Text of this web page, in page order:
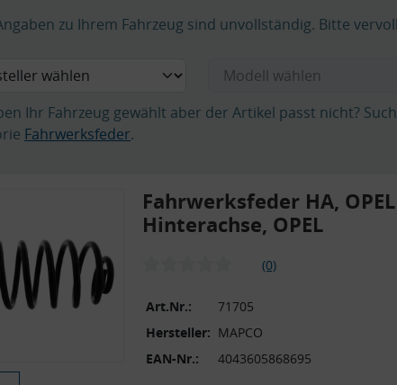
zu Ihrem Fahrzeug sind unvollständig. Bitte
Ihr Fahrzeug gewählt aber der Artikel passt nicht?
Fahrwerksfeder.
Fahrwerksfeder HA, OPEL
Hinterachse, OPEL
(0)
Art.Nr.:
71705
Hersteller: MAPCO
EAN-Nr.:
4043605868695